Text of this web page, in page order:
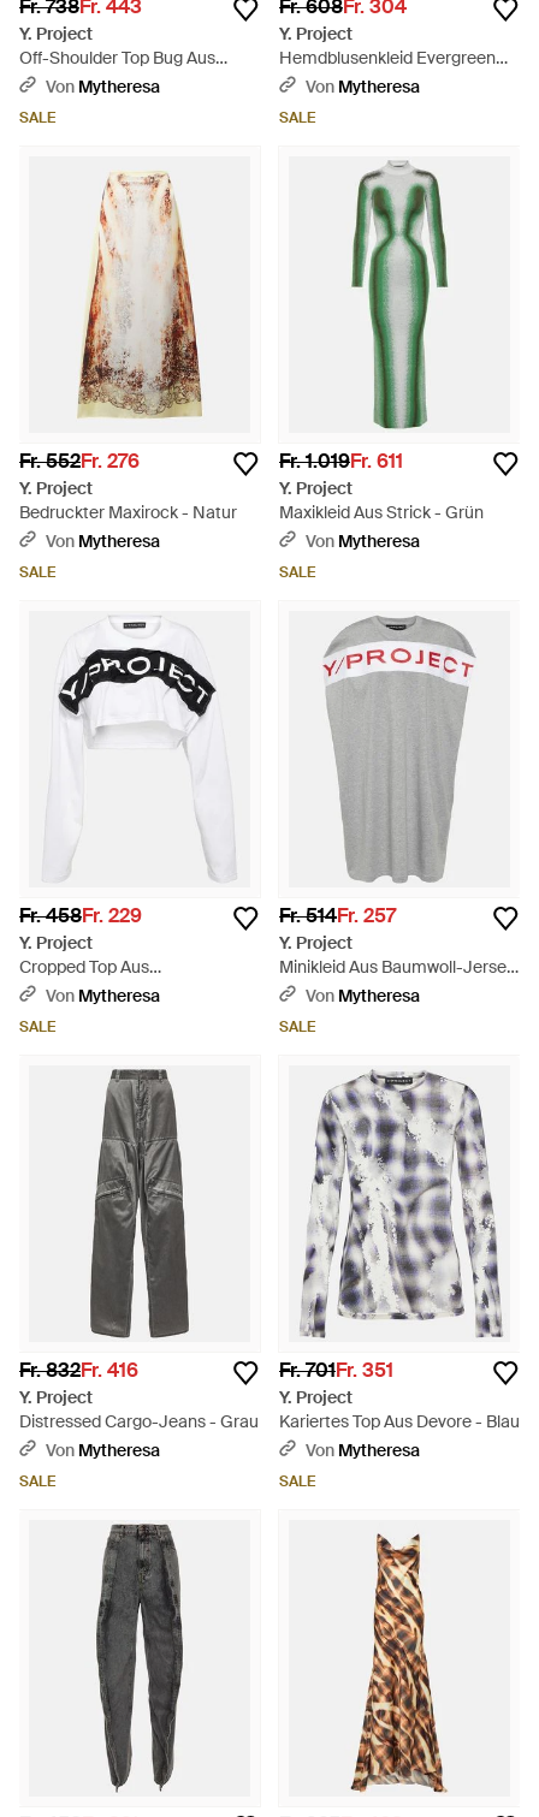
Fr. 738Fr. 443
Y. Project
Off-Shoulder Top Bug Aus
Denim - Natur
Von Mytheresa
SALE
Fr. 608Fr. 304
Y. Project
Hemdblusenkleid Evergreen
Paris' Best Aus Denim - Blau
Von Mytheresa
SALE
Fr. 552Fr. 276
Y. Project
Bedruckter Maxirock - Natur
Von Mytheresa
SALE
Fr. 1.019Fr. 611
Y. Project
Maxikleid Aus Strick - Grün
Von Mytheresa
SALE
Fr. 458Fr. 229
Y. Project
Cropped Top Aus
Baumwolljersey - Schwarz
Von Mytheresa
SALE
Fr. 514Fr. 257
Y. Project
Minikleid Aus Baumwoll-Jersey
- Grau
Von Mytheresa
SALE
Fr. 832Fr. 416
Y. Project
Distressed Cargo-Jeans - Grau
Von Mytheresa
SALE
Fr. 701Fr. 351
Y. Project
Kariertes Top Aus Devore - Blau
Von Mytheresa
SALE